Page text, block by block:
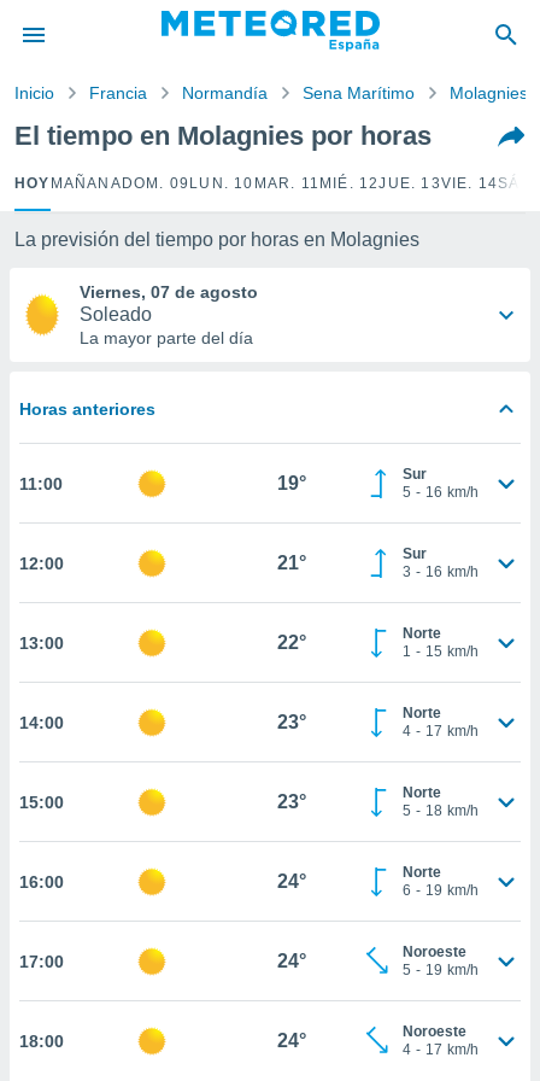
por
para
que se
calidad.
a este
y
digital
permite
seguir
coste.
a la
todas
nuestros
nos
análisis
perfil
y
en
CONFIGURACIÓN
Inicio Francia Normandía Sena Marítimo Molagnies
El tiempo en Molagnies por horas
HOY MAÑANA DOM. 09 LUN. 10 MAR. 11 MIÉ. 12JUE. 13VIE. 14
La previsión del tiempo por horas en Molagnies
Viernes, 07 de agosto
Soleado
La mayor parte del día
Horas anteriores
11:00 19°
Sur
5 - 16 km/h
12:00 21°
Sur
3 - 16 km/h
13:00 22°
Norte
1 - 15 km/h
14:00 23°
Norte
4 - 17 km/h
15:00 23°
Norte
5 - 18 km/h
16:00 24°
Norte
6 - 19 km/h
17:00 24°
Noroeste
5 - 19 km/h
18:00 24°
Noroeste
4 - 17 km/h